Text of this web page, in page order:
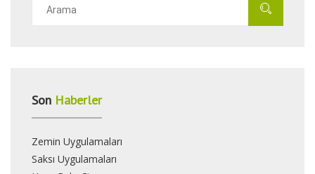
Son Haberler
Zemin Uygulamaları
Saksı Uygulamaları